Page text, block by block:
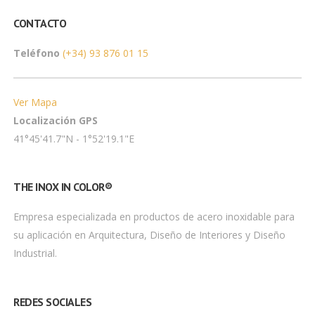
CONTACTO
Teléfono (+34) 93 876 01 15
Ver Mapa
Localización GPS
41°45'41.7"N - 1°52'19.1"E
THE INOX IN COLOR®
Empresa especializada en productos de acero inoxidable para
su aplicación en Arquitectura, Diseño de Interiores y Diseño
Industrial.
REDES SOCIALES